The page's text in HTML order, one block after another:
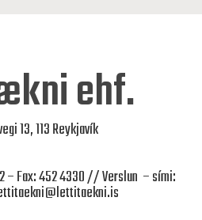
ehf.
13, 113 Reykjavík
– Fax: 452 4330 // Verslun – sími: